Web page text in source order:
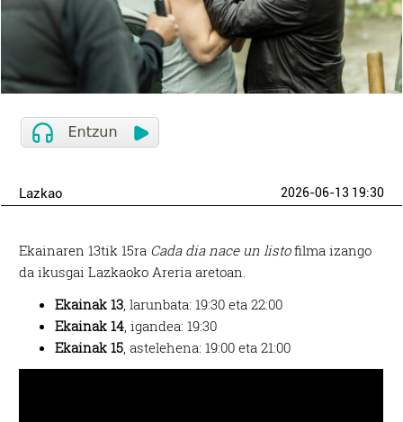
Lazkao 2026-06-13 19:30
Ekainaren 13tik 15ra Cada dia nace un listofilma izango
da ikusgai Lazkaoko Areria aretoan.
Ekainak 13 , larunbata: 19:30 eta 22:00
Ekainak 14 , igandea: 19:30
Ekainak 15 , astelehena: 19:00 eta 21:00